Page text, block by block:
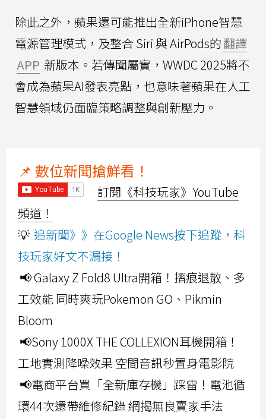
除此之外，蘋果還可能推出全新iPhone智慧
電源管理模式，及整合 Siri 與 AirPods的翻譯
APP 新版本。若傳聞屬實，WWDC 2025將不
會成為蘋果AI發表亮點，也意味著蘋果在人工
智慧領域仍面臨策略調整與創新壓力。
📌 數位新聞搶鮮看！
訂閱《科技玩家》YouTube
頻道！
💡 追新聞》》在Google News按下追蹤，科
技玩家好文不漏接！
📢 Galaxy Z Fold8 Ultra開箱！摺痕退散、多
工效能 同時爽玩Pokemon GO、Pikmin
Bloom
📢Sony 1000X THE COLLEXION耳機開箱！
工地實測降噪效果 空間音訊秒置身電影院
📢電商平台買「全新庫存機」踩雷！電池循
環44次還帶維修紀錄 網揭無良賣家手法